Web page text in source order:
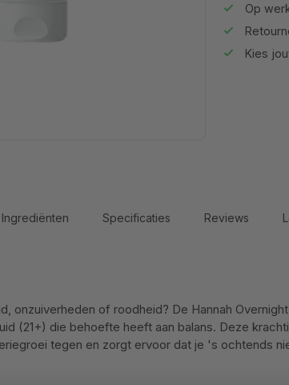
Op
Kies
Ingrediënten Specificaties Reviews
onzuiverheden of roodheid? De Hannah
(21+) die behoefte heeft aan balans. Deze
tegen en zorgt ervoor dat je 's ochtends